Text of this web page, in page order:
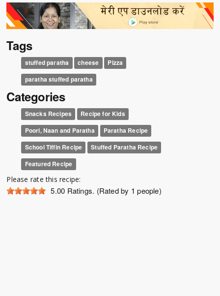
Tags
stuffed paratha cheese
Pizza
paratha stuffed paratha
Categories
Snacks Recipes
Recipe for Kids
Poori, Naan and Paratha
Paratha Recipe
School Tiffin Recipe
Stuffed Paratha Recipe
Featured Recipe
Please rate this recipe:
5.00 Ratings. (Rated by 1 people)